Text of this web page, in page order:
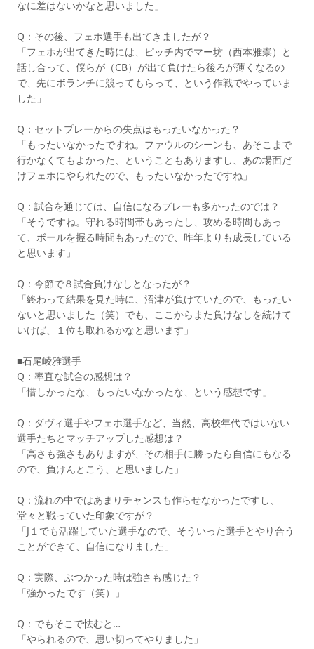
なに差はないかなと思いました」
Q：その後、フェホ選手も出てきましたが？
「フェホが出てきた時には、ピッチ内でマー坊（西本雅崇）と
話し合って、僕らが（CB）が出て負けたら後ろが薄くなるの
で、先にボランチに競ってもらって、という作戦でやっていま
した」
Q：セットプレーからの失点はもったいなかった？
「もったいなかったですね。ファウルのシーンも、あそこまで
行かなくてもよかった、ということもありますし、あの場面だ
けフェホにやられたので、もったいなかったですね」
Q：試合を通じては、自信になるプレーも多かったのでは？
「そうですね。守れる時間帯もあったし、攻める時間もあっ
て、ボールを握る時間もあったので、昨年よりも成長している
と思います」
Q：今節で８試合負けなしとなったが？
「終わって結果を見た時に、沼津が負けていたので、もったい
ないと思いました（笑）でも、ここからまた負けなしを続けて
いけば、１位も取れるかなと思います」
■石尾崚雅選手
Q：率直な試合の感想は？
「惜しかったな、もったいなかったな、という感想です」
Q：ダヴィ選手やフェホ選手など、当然、高校年代ではいない
選手たちとマッチアップした感想は？
「高さも強さもありますが、その相手に勝ったら自信にもなる
ので、負けんとこう、と思いました」
Q：流れの中ではあまりチャンスも作らせなかったですし、
堂々と戦っていた印象ですが？
「J１でも活躍していた選手なので、そういった選手とやり合う
ことができて、自信になりました」
Q：実際、ぶつかった時は強さも感じた？
「強かったです（笑）」
Q：でもそこで怯むと…
「やられるので、思い切ってやりました」